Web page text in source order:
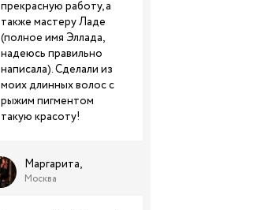
прекрасную работу, а
также мастеру Ладе
(полное имя Эллада,
надеюсь правильно
написала). Сделали из
моих длинных волос с
рыжим пигментом
такую красоту!
Маргарита,
Москва